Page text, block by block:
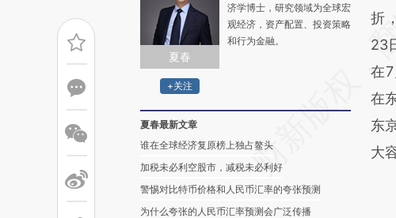
夏春
+关注
济学博士，研究领域为全球宏
观经济，资产配置、投资策略
和行为金融。
夏春最新文章
谁在全球经济复原榜上独占鳌头
加税未必利空股市，减税未必利好
警惕对比特币价格和人民币汇率的夸张预测
为什么夸张的人民币汇率预测会广泛传播
成
新
对
折
23
在
在
东
大